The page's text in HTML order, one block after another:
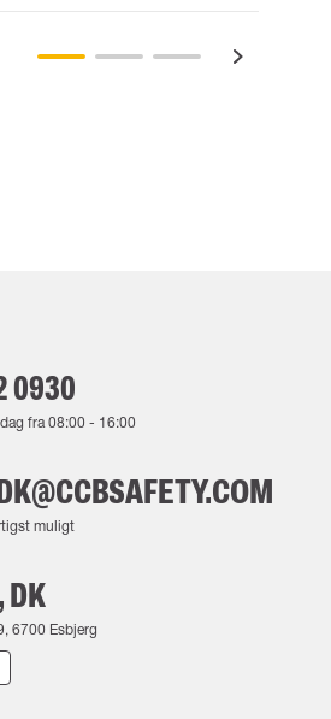
0930
fra08:00 - 16:00
muligt
DK
6700 Esbjerg